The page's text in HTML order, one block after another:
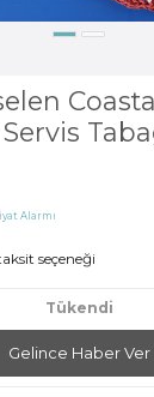
Alarmı
seçeneği
Tükendi
Gelince Haber Ver